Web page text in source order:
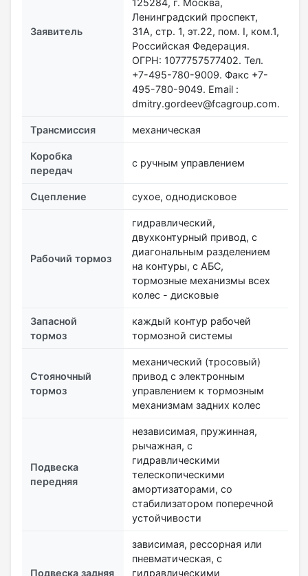
Заявитель
125284, г. Москва,
Ленинградский проспект,
31А, стр. 1, эт.22, пом. I, ком.1,
Российская Федерация.
ОГРН: 1077757577402. Тел.
+7-495-780-9009. Факс +7-
495-780-9049. Email :
dmitry.gordeev@fcagroup.com.
Трансмиссия механическая
Коробка
передач
с ручным управлением
Сцепление сухое, однодисковое
Рабочий тормоз
гидравлический,
двухконтурный привод, с
диагональным разделением
на контуры, с АБС,
тормозные механизмы всех
колес - дисковые
Запасной
тормоз
каждый контур рабочей
тормозной системы
Стояночный
тормоз
механический (тросовый)
привод с электронным
управлением к тормозным
механизмам задних колес
Подвеска
передняя
независимая, пружинная,
рычажная, с
гидравлическими
телескопическими
амортизаторами, со
стабилизатором поперечной
устойчивости
Подвеска задняя
зависимая, рессорная или
пневматическая, с
гидравлическими